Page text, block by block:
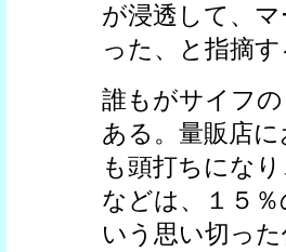
が浸透して、
った、と指摘
誰もがサイフ
ある。量販店
も頭打ちにな
などは、１５
いう思い切っ